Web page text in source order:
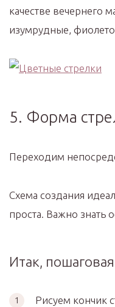
качестве вечернего
изумрудные,
5. Форма
Переходим
Схема создания
проста. Важно знать
Итак,
Рисуем кончик